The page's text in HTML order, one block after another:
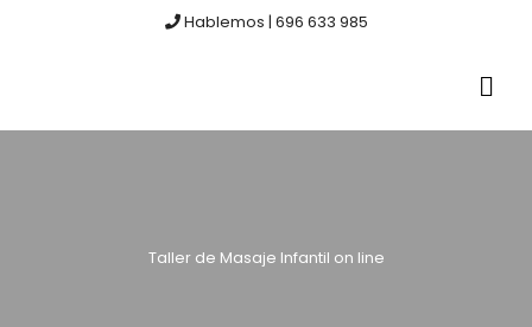
Hablemos | 696 633 985‬
Taller de Masaje Infantil on line